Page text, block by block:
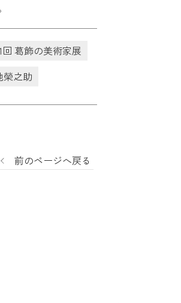
回 葛飾の美術家展
榮之助
前のページへ戻る